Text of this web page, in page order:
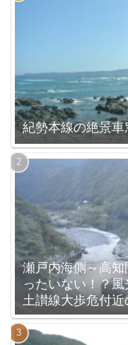
紀勢本線の絶景
瀬戸内海側～高
ったいない！？
土讃線大歩危付近